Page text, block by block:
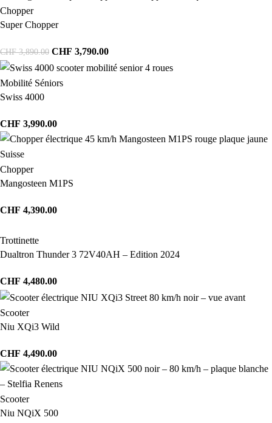
Chopper
Super Chopper
CHF3,890.00 CHF 3,790.00
Mobilité Séniors
Swiss 4000
CHF 3,990.00
Chopper
Mangosteen M1PS
CHF 4,390.00
Trottinette
Dualtron Thunder 3 72V40AH – Edition 2024
CHF 4,480.00
Scooter
Niu XQi3 Wild
CHF 4,490.00
Scooter
Niu NQiX 500